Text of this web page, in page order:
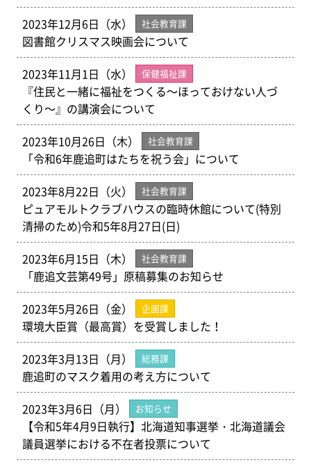
2023年12月6日（水）
社会教育課
図書館クリスマス映画会について
2023年11月1日（水）
保健福祉課
『住民と一緒に福祉をつくる～ほっておけない人づ
くり～』の講演会について
2023年10月26日（木）
社会教育課
「令和6年鹿追町はたちを祝う会」について
2023年8月22日（火）
社会教育課
ピュアモルトクラブハウスの臨時休館について(特別
清掃のため)令和5年8月27日(日)
2023年6月15日（木）
社会教育課
「鹿追文芸第49号」原稿募集のお知らせ
2023年5月26日（金）
企画課
環境大臣賞（最高賞）を受賞しました！
2023年3月13日（月）
総務課
鹿追町のマスク着用の考え方について
2023年3月6日（月）
お知らせ
【令和5年4月9日執行】北海道知事選挙・北海道議会
議員選挙における不在者投票について